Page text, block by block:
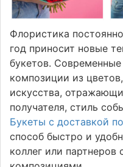
Флористика
год приносит новые
букетов.
композиции из
искусства,
получателя, стиль
Букеты с доставкой
способ быстро и
коллег или